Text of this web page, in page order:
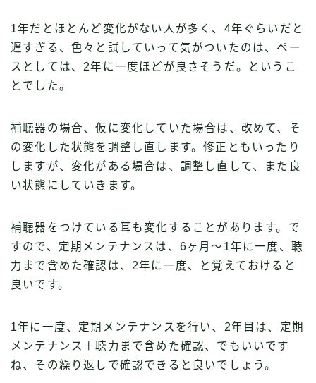
1年だとほとんど変化がない人が多く、4年ぐらいだと
遅すぎる、色々と試していって気がついたのは、ペー
スとしては、2年に一度ほどが良さそうだ。というこ
とでした。
補聴器の場合、仮に変化していた場合は、改めて、そ
の変化した状態を調整し直します。修正ともいったり
しますが、変化がある場合は、調整し直して、また良
い状態にしていきます。
補聴器をつけている耳も変化することがあります。で
すので、定期メンテナンスは、6ヶ月〜1年に一度、聴
力まで含めた確認は、2年に一度、と覚えておけると
良いです。
1年に一度、定期メンテナンスを行い、2年目は、定期
メンテナンス＋聴力まで含めた確認、でもいいです
ね、その繰り返しで確認できると良いでしょう。